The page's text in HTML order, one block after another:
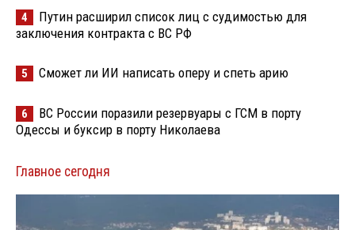
4
Путин расширил список лиц с судимостью для
заключения контракта с ВС РФ
5 Сможет ли ИИ написать оперу и спеть арию
6
ВС России поразили резервуары с ГСМ в порту
Одессы и буксир в порту Николаева
Главное сегодня